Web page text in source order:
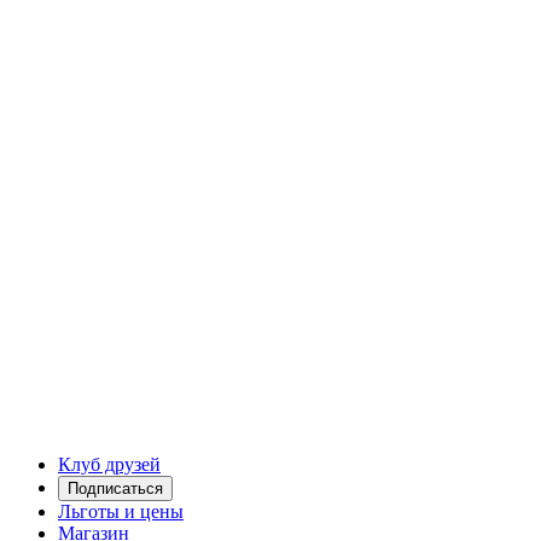
Клуб друзей
Подписаться
Льготы и цены
Магазин